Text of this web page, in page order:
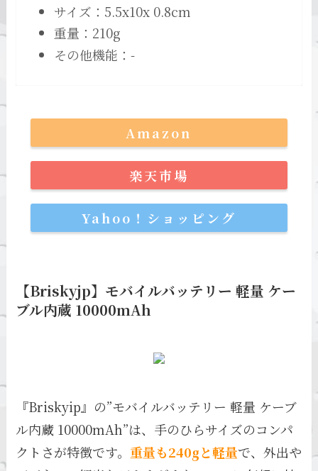
サイズ：5.5x10x 0.8cm
重量：210g
その他機能：-
Amazon
楽天市場
Yahoo！ショッピング
【Briskyjp】モバイルバッテリー 軽量 ケー
ブル内蔵 10000mAh
『Briskyip』の”モバイルバッテリー 軽量 ケーブ
ル内蔵 10000mAh”は、手のひらサイズのコンパ
クトさが特徴です。 重量も240gと軽量で、外出や